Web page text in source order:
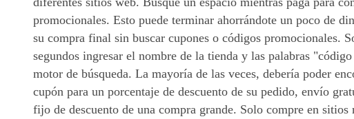
promocionales. Esto puede terminar ahorrándote un poco de
su compra final sin buscar cupones o códigos promocionales.
segundos ingresar el nombre de la tienda y las palabras
motor de búsqueda. La mayoría de las veces, debería poder
cupón para un porcentaje de descuento de su pedido, envío
fijo de descuento de una compra grande. Solo compre en sitios